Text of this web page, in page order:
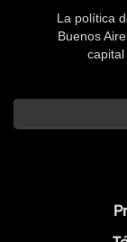
La política
Buenos